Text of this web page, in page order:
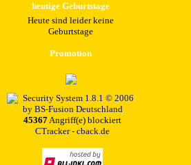
heutige Geburtstage
Heute sind leider keine
Geburtstage
Promotion
45367Angriff(e) blockiert
CTracker - cback.de